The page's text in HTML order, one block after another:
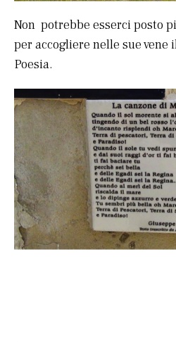
Non potrebbe esserci posto
per accogliere nelle sue vene
Poesia.